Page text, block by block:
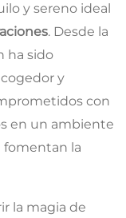
y sereno ideal
. Desde la
ha sido
y
con
en un ambiente
fomentan la
la magia de